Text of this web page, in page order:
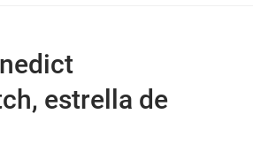
estrella de